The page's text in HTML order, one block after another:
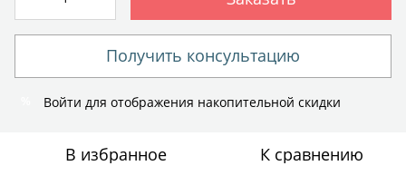
Получить консультацию
Войти для отображения накопительной скидки
В избранное К сравнению